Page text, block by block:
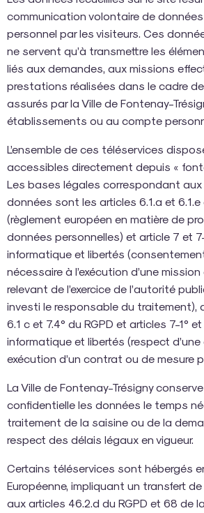
communication volontaire de
personnel par les visiteurs. Ces
ne servent qu’à transmettre les
liés aux demandes, aux missions
prestations réalisées dans le cadre
assurés par la Ville de Fontenay-
établissements ou au compte
L’ensemble de ces téléservices
accessibles directement depuis «
Les bases légales correspondant
données sont les articles 6.1.a et 6.1.e
(règlement européen en matière de
données personnelles) et article 7 et
informatique et libertés
nécessaire à l’exécution d’une
relevant de l’exercice de l’autorité
investi le responsable du traitement),
6.1 c et 7.4° du RGPD et articles 7-1°
informatique et libertés (respect
exécution d’un contrat ou de mesure
La Ville de Fontenay-Trésigny
confidentielle les données le temps
traitement de la saisine ou de la
respect des délais légaux en vigueur.
Certains téléservices sont hébergés
Européenne, impliquant un transfert
aux articles 46.2.d du RGPD et 68 de